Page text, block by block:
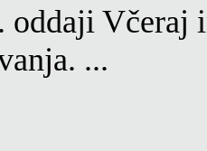
oddaji Včeraj
...